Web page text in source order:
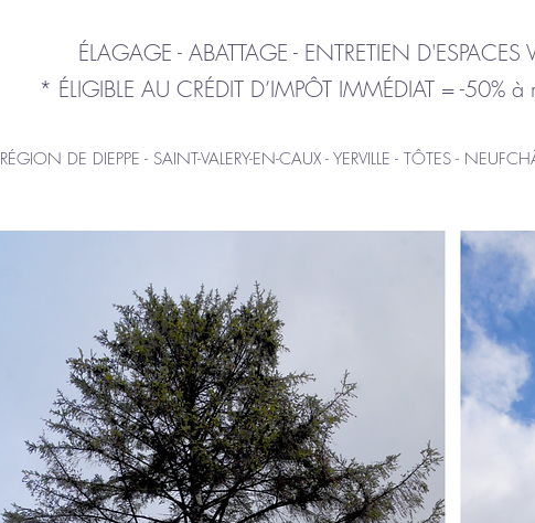
ÉLAGAGE - ABATTAGE - ENTRETIEN D'ESPACES
* ÉLIGIBLE AU CRÉDIT D’IMPÔT IMMÉDIAT = -50%
RÉGION DE DIEPPE - SAINT-VALERY-EN-CAUX - YERVILLE - TÔTES -